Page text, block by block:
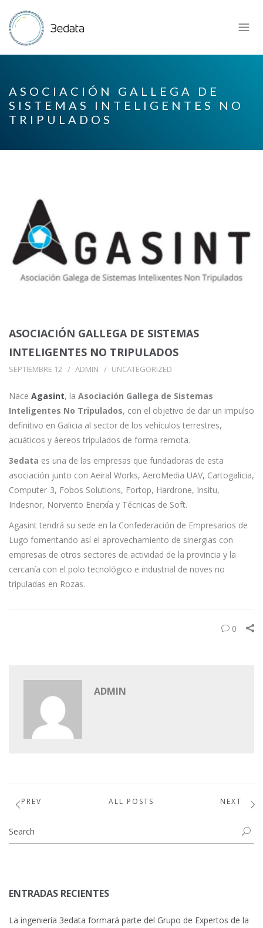
ASOCIACIÓN GALLEGA DE
SISTEMAS INTELIGENTES NO
TRIPULADOS
ASOCIACIÓN GALLEGA DE SISTEMAS
INTELIGENTES NO TRIPULADOS
SEPTIEMBRE 12 ADMIN UNCATEGORIZED
Nace Agasint, la Asociación Gallega de Sistemas
Inteligentes No Tripulados, con el objetivo de dar un impulso
definitivo en Galicia al sector de los vehículos terrestres,
acuáticos y áereos tripulados de forma remota.
3edata es una de las empresas que fundadoras de esta
asociación junto con Aeiral Works, AeroMedia UAV, Cartogalicia,
Computer-3, Fobos Solutions, Fortop, Hardrone, Insitu,
Indesnor, Norvento Enerxía y Técnicas de Soft.
Agasint tendrá su sede en la Confederación de Empresarios de
Lugo fomentando así el aprovechamiento de sinergias con
empresas de otros sectores de actividad de la provincia y la
cercanía con el polo tecnológico e industrial de noves no
tripuladas en Rozas.
0
ADMIN
PREV ALL POSTS NEXT
ENTRADAS RECIENTES
La ingeniería 3edata formará parte del Grupo de Expertos de la